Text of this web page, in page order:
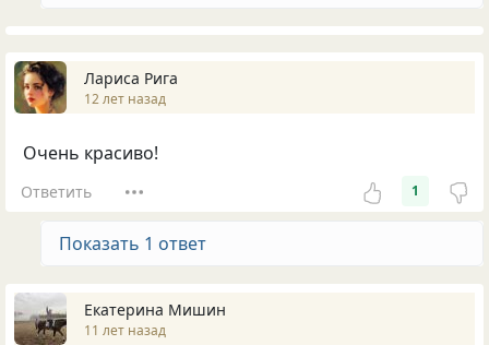
Лариса Рига
12 лет назад
Очень красиво!
Ответить 1
Показать 1 ответ
Екатерина Мишин
11 лет назад